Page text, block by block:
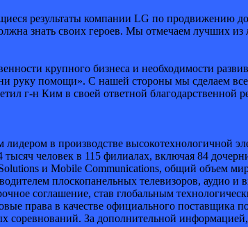
результаты компании LG по продвижению
знать своих героев. Мы отмечаем лучших
крупного бизнеса и необходимости
руку помощи». С нашей стороны мы сделаем
г-н Ким в своей ответной благодарственной
в производстве высокотехнологичной
человек в 115 филиалах, включая 84
и Mobile Communications, общий объем
плоскопанельных телевизоров, аудио
соглашение, став глобальным
права в качестве официального поставщика
соревнований. За дополнительной